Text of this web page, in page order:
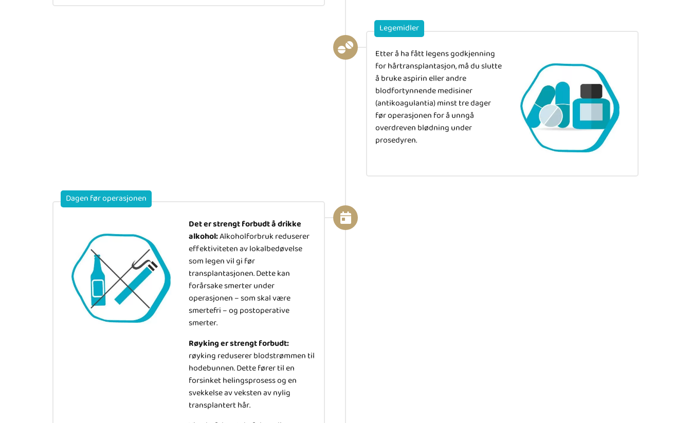
Legemidler
Etter å ha fått legens godkjenning
for hårtransplantasjon, må du slutte
å bruke aspirin eller andre
blodfortynnende medisiner
(antikoagulantia) minst tre dager
før operasjonen for å unngå
overdreven blødning under
prosedyren.
Dagen før operasjonen
Det er strengt forbudt å drikke
alkohol:Alkoholforbruk reduserer
effektiviteten av lokalbedøvelse
som legen vil gi før
transplantasjonen. Dette kan
forårsake smerter under
operasjonen – som skal være
smertefri – og postoperative
smerter.
Røyking er strengt forbudt:
røyking reduserer blodstrømmen til
hodebunnen. Dette fører til en
forsinket helingsprosess og en
svekkelse av veksten av nylig
transplantert hår.